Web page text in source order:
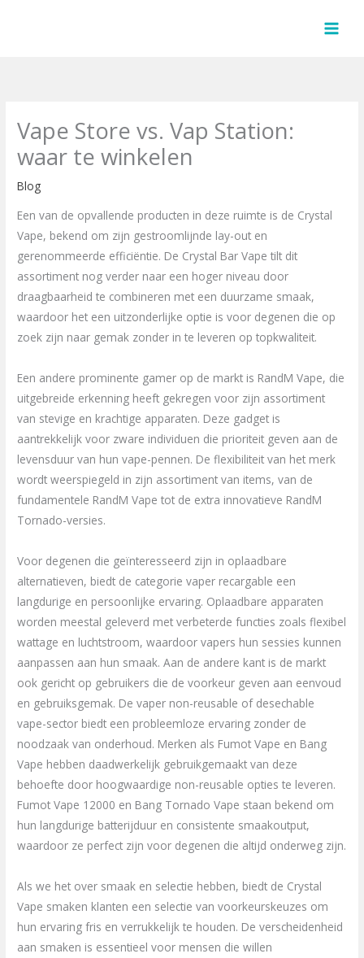
Vape Store vs. Vap Station:
waar te winkelen
Blog
Een van de opvallende producten in deze ruimte is de Crystal
Vape, bekend om zijn gestroomlijnde lay-out en
gerenommeerde efficiëntie. De Crystal Bar Vape tilt dit
assortiment nog verder naar een hoger niveau door
draagbaarheid te combineren met een duurzame smaak,
waardoor het een uitzonderlijke optie is voor degenen die op
zoek zijn naar gemak zonder in te leveren op topkwaliteit.
Een andere prominente gamer op de markt is RandM Vape, die
uitgebreide erkenning heeft gekregen voor zijn assortiment
van stevige en krachtige apparaten. Deze gadget is
aantrekkelijk voor zware individuen die prioriteit geven aan de
levensduur van hun vape-pennen. De flexibiliteit van het merk
wordt weerspiegeld in zijn assortiment van items, van de
fundamentele RandM Vape tot de extra innovatieve RandM
Tornado-versies.
Voor degenen die geïnteresseerd zijn in oplaadbare
alternatieven, biedt de categorie vaper recargable een
langdurige en persoonlijke ervaring. Oplaadbare apparaten
worden meestal geleverd met verbeterde functies zoals flexibel
wattage en luchtstroom, waardoor vapers hun sessies kunnen
aanpassen aan hun smaak. Aan de andere kant is de markt
ook gericht op gebruikers die de voorkeur geven aan eenvoud
en gebruiksgemak. De vaper non-reusable of desechable
vape-sector biedt een probleemloze ervaring zonder de
noodzaak van onderhoud. Merken als Fumot Vape en Bang
Vape hebben daadwerkelijk gebruikgemaakt van deze
behoefte door hoogwaardige non-reusable opties te leveren.
Fumot Vape 12000 en Bang Tornado Vape staan bekend om
hun langdurige batterijduur en consistente smaakoutput,
waardoor ze perfect zijn voor degenen die altijd onderweg zijn.
Als we het over smaak en selectie hebben, biedt de Crystal
Vape smaken klanten een selectie van voorkeurskeuzes om
hun ervaring fris en verrukkelijk te houden. De verscheidenheid
aan smaken is essentieel voor mensen die willen